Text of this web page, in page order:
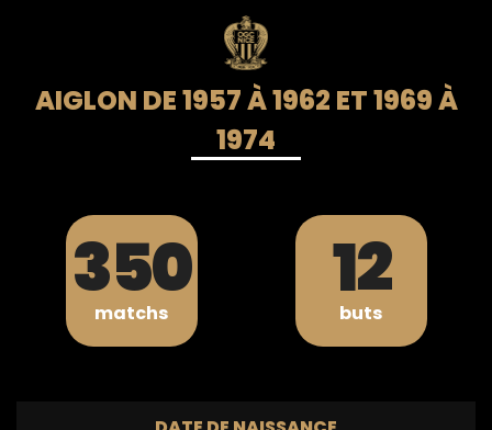
AIGLON DE 1957 À 1962 ET 1969 À
1974
350
matchs 12
buts